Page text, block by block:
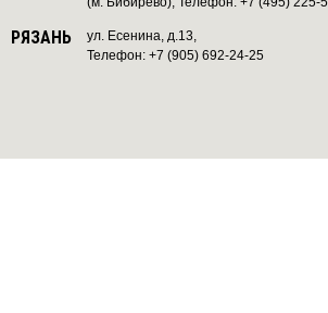
РЯЗАНЬ
ул. Есенина, д.13,
Телефон: +7 (905) 692-24-25